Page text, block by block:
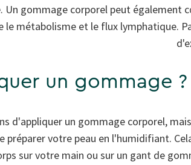
Un gommage corporel peut
le métabolisme et le flux lymphatique.
un gommage ?
d'appliquer un gommage corporel,
votre peau en l'humidifiant.
sur votre main ou sur un gant de